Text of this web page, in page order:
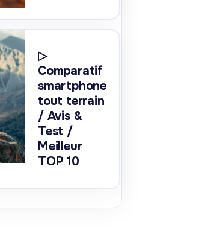
▷
Comparatif
smartphone
tout terrain
/ Avis &
Test /
Meilleur
TOP 10